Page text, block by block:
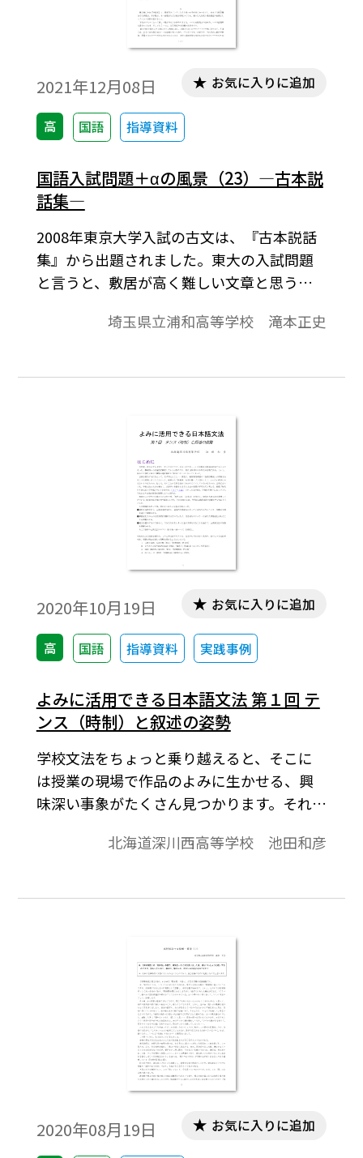
2021年12月08日
高 国語 指導資料
お気に入りに追加
国語入試問題＋αの風景（23）―古本説
話集―
2008年東京大学入試の古文は、『古本説話
集』から出題されました。東大の入試問題
と言うと、敷居が高く難しい文章と思う向
易であり、私はどの学校でも授業教材とし
内容をご紹介します。
埼玉県立浦和高等学校 滝本正史
2020年10月19日
高 国語 指導資料 実践事例
お気に入りに追加
よみに活用できる日本語文法 第１回 テ
ンス（時制）と叙述の姿勢
学校文法をちょっと乗り越えると、そこに
は授業の現場で作品のよみに生かせる、興
味深い事象がたくさん見つかります。それら
現代文・古典のそれぞれで、それをどうよ
叙述姿勢の相違について、現代文は「羅生
北海道深川西高等学校 池田和彦
2020年08月19日 お気に入りに追加